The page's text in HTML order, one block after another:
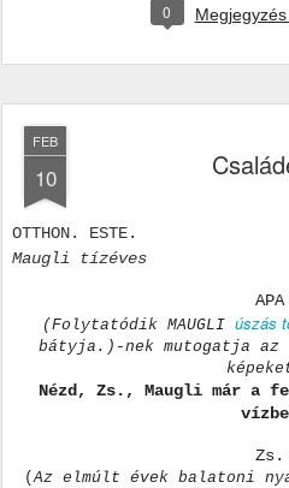
0
FEB
10
OTTHON. ESTE.
Maugli tízéves
APA
(Folytatódik MAUGLI úszás
bátyja.)-nek mutogatja
Nézd, Zs., Maugli már a
Zs.
(Az elmúlt évek balatoni